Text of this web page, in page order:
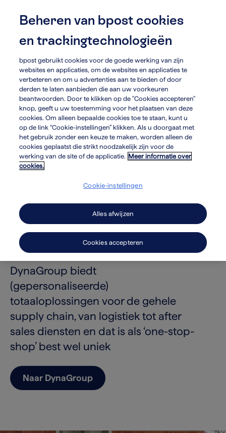
content
search
arrow_circle_leftbpost
DynaGroup
Van het repareren van smartphones,
huis bezorgen en installeren van
witgoed, smarthome producten en
meubels en de bezorging van
waardedocumenten met ID-controle:
DynaGroup biedt
(gepersonaliseerde)
totaaloplossingen voor de gehele
supply chain, van logistiek tot after
sales diensten en dat is als ‘one-stop-
shop’ best wel uniek
Naar DynaGroup
Beheren van bpost cookies
en trackingtechnologieën
bpost gebruikt cookies voor de goede werking van zijn
websites en applicaties, om de websites en applicaties te
verbeteren en om u advertenties aan te bieden of door
derden te laten aanbieden die aan uw voorkeuren
beantwoorden. Door te klikken op de "Cookies accepteren"
knop, geeft u uw toestemming voor het plaatsen van deze
cookies. Om alleen bepaalde cookies toe te staan, kunt u
op de link “Cookie-instellingen” klikken. Als u doorgaat met
het gebruik zonder een keuze te maken, worden alleen de
cookies geplaatst die strikt noodzakelijk zijn voor de
werking van de site of de applicatie. Meer informatie over
cookies.
Cookie-instellingen
Alles afwijzen
Cookies accepteren